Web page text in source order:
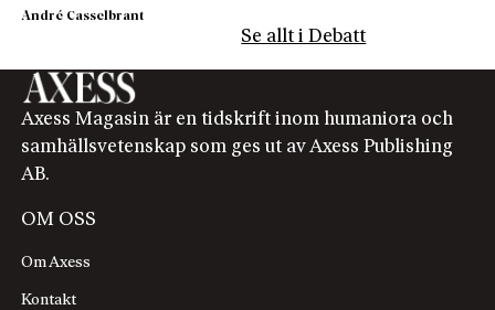
André Casselbrant
Se allt i Debatt
Axess Magasin är en tidskrift inom humaniora och
samhällsvetenskap som ges ut av Axess Publishing
AB.
OM OSS
Om Axess
Kontakt